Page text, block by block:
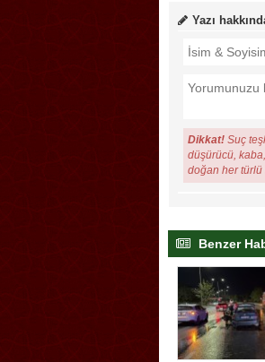
Yazı
Dikkat! Suç
düşürücü,
doğan her türlü
Benzer